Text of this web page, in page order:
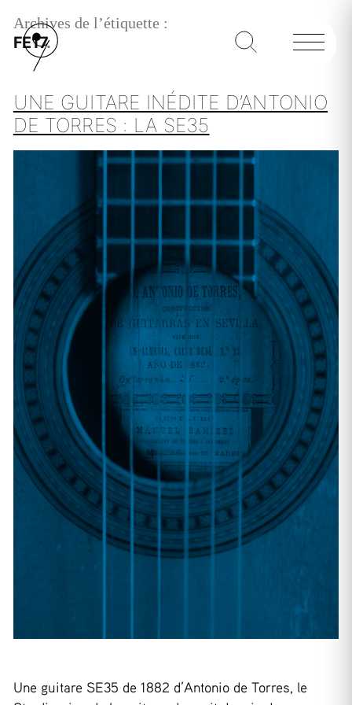
Archives de l’étiquette :
FE17
UNE GUITARE INÉDITE D’ANTONIO
DE TORRES : LA SE35
Une guitare SE35 de 1882 d’Antonio de Torres, le